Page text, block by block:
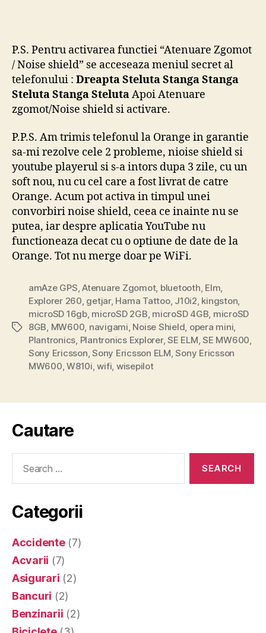
P.S. Pentru activarea functiei “Atenuare Zgomot
/ Noise shield” se acceseaza meniul secret al
telefonului : Dreapta Steluta Stanga Stanga
Steluta Stanga StelutaApoi Atenuare
zgomot/Noise shield si activare.
P.P.S. Am trimis telefonul la Orange in garantie
sa-mi rezolve cele 2 probleme, nioise shield si
youtube playerul si s-a intors dupa 3 zile, cu un
soft nou, nu cu cel care a fost livrat de catre
Orange. Acum pot activa in timpul unei
convorbiri noise shield, ceea ce inainte nu se
putea, iar despre aplicatia YouTube nu
functioneaza decat cu o optiune de date de la
Orange. Tot nu merge doar pe WiFi.
Tags
amAze GPS,Atenuare Zgomot, bluetooth, Elm,
Explorer 260, getjar, Hama Tattoo, J10i2, kingston,
microSD 16gb, microSD 2GB, microSD 4GB, microSD
8GB, MW600, navigami, Noise Shield, opera mini,
Plantronics, Plantronics Explorer,SE ELM,SE MW600,
Sony Ericsson,Sony Ericsson ELM,Sony Ericsson
MW600,W810i,wifi, wisepilot
Cautare
Categorii
Accidente(7)
Acvarii (7)
Asigurari (2)
Bancuri (2)
Benzinarii (2)